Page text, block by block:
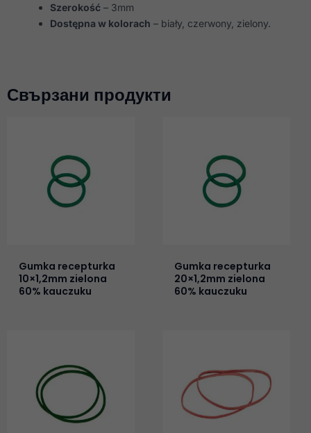
Szerokość – 3mm
Dostępna w kolorach – biały, czerwony, zielony.
Свързани продукти
Gumka recepturka
10×1,2mm zielona
60% kauczuku
Gumka recepturka
20×1,2mm zielona
60% kauczuku